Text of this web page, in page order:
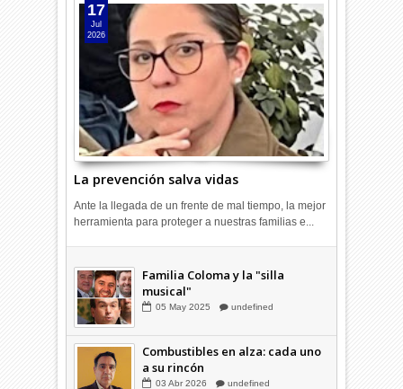
La prevención salva vidas
17
Jul
2026
Ante la llegada de un frente de mal tiempo, la mejor
herramienta para proteger a nuestras familias e...
a su rincón
03 Abr
Familia Coloma y la "silla
musical"
05 May 2025 undefined